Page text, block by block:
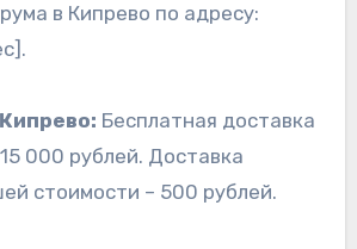
в Кипрево по адресу:
Бесплатная доставка
000 рублей. Доставка
стоимости – 500 рублей.